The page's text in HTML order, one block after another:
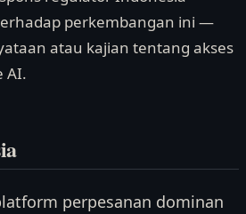
perkembangan ini —
atau kajian tentang akses
AI.
perpesanan dominan